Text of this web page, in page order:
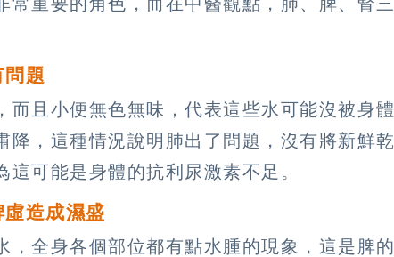
題
而且小便無色無味，代表這些水可能沒被身體
降，這種情況說明肺出了問題，沒有將新鮮乾
可能是身體的抗利尿激素不足。
造成濕盛
，全身各個部位都有點水腫的現象，這是脾的